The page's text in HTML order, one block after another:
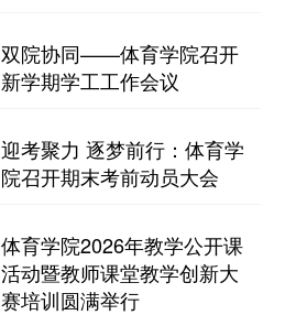
双院协同——体育学院召开
新学期学工工作会议
迎考聚力 逐梦前行：体育学
院召开期末考前动员大会
体育学院2026年教学公开课
活动暨教师课堂教学创新大
赛培训圆满举行